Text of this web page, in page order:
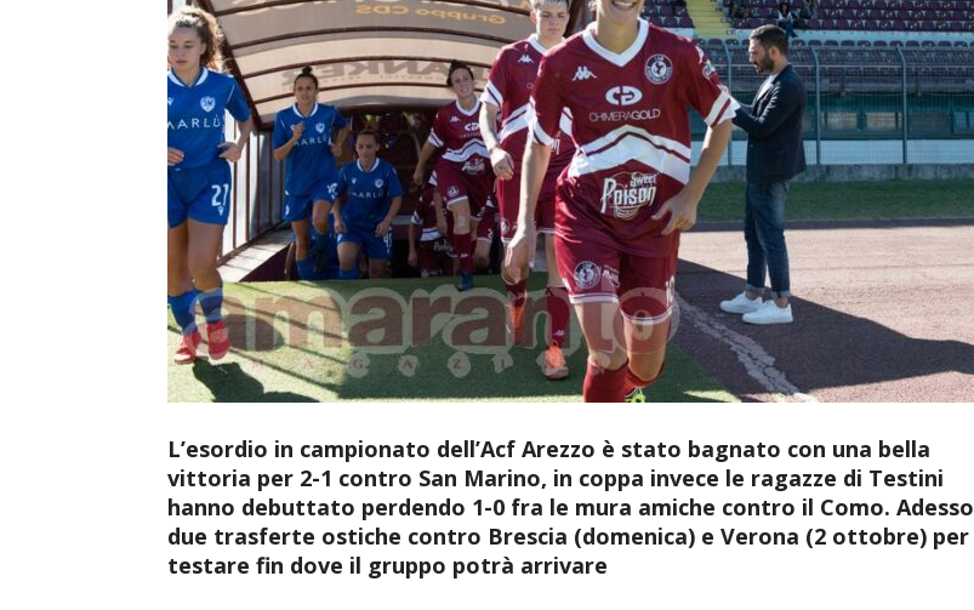
L’esordio in campionato dell’Acf Arezzo è stato bagnato con una bella
vittoria per 2-1 contro San Marino, in coppa invece le ragazze di Testini
hanno debuttato perdendo 1-0 fra le mura amiche contro il Como. Adesso
due trasferte ostiche contro Brescia (domenica) e Verona (2 ottobre) per
testare fin dove il gruppo potrà arrivare